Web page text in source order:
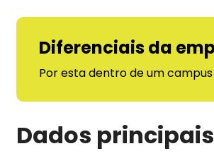
Diferenciais da
Por esta dentro de um
Dados principais